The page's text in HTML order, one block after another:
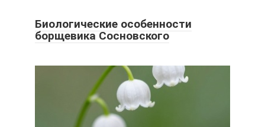
Биологические особенности
борщевика Сосновского